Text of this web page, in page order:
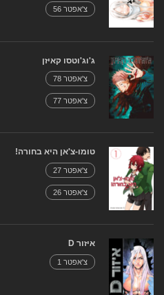
צ'אפטר 56
ג'וג'וטסו קאיזן
צ'אפטר 78
צ'אפטר 77
טומו-צ'אן היא בחורה!
צ'אפטר 27
צ'אפטר 26
איזור D
צ'אפטר 1